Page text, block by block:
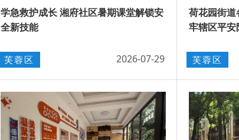
学急救护成长 湘府社区暑期课堂解锁安
全新技能
芙蓉区 2026-07-29
荷花园街
牢辖区平安
芙蓉区